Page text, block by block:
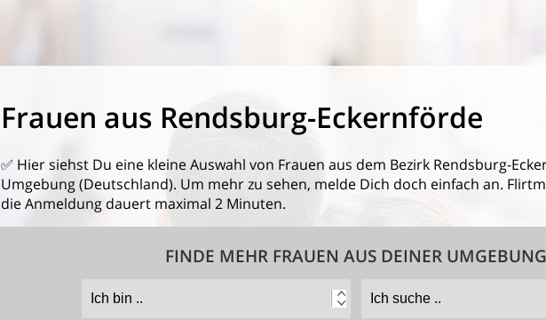
Frauen aus Rendsburg-Eckernförde
✅ Hier siehst Du eine kleine Auswahl von Frauen aus dem Bezirk Rendsburg-
Umgebung (Deutschland). Um mehr zu sehen, melde Dich doch einfach an.
die Anmeldung dauert maximal 2 Minuten.
FINDE MEHR FRAUEN AUS DEINER UMGEBUNG